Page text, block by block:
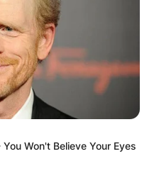
Won't Believe Your Eyes